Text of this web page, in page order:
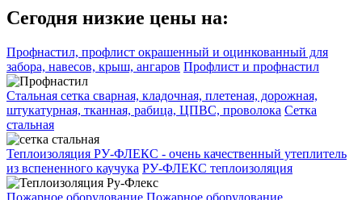
Сегодня низкие цены на:
Профнастил, профлист окрашенный и оцинкованный для
забора, навесов, крыш, ангаров Профлист и профнастил
Стальная сетка сварная, кладочная, плетеная, дорожная,
штукатурная, тканная, рабица, ЦПВС, проволока Сетка
стальная
Теплоизоляция РУ-ФЛЕКС - очень качественный утеплитель
из вспененного каучука РУ-ФЛЕКС теплоизоляция
Пожарное оборудование Пожарное оборудование